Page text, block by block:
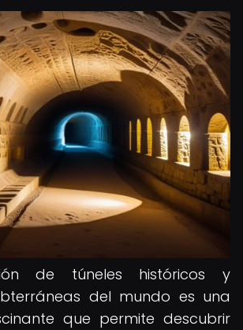
de túneles históricos y
del mundo es una
que permite descubrir